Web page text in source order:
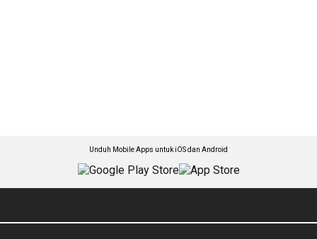
Unduh Mobile Apps untuk iOS dan Android